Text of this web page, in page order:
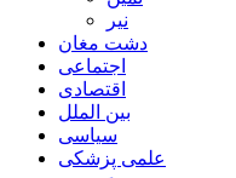
نیر
دشت مغان
اجتماعی
اقتصادی
بین الملل
سیاسی
علمی پزشکی